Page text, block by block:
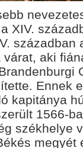
XIV.
aki
Ennek
kapitánya
1566-
székhelye